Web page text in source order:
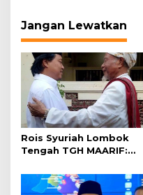
Jangan Lewatkan
Rois Syuriah Lombok
Tengah TGH MAARIF:
Abad Kedua NU”